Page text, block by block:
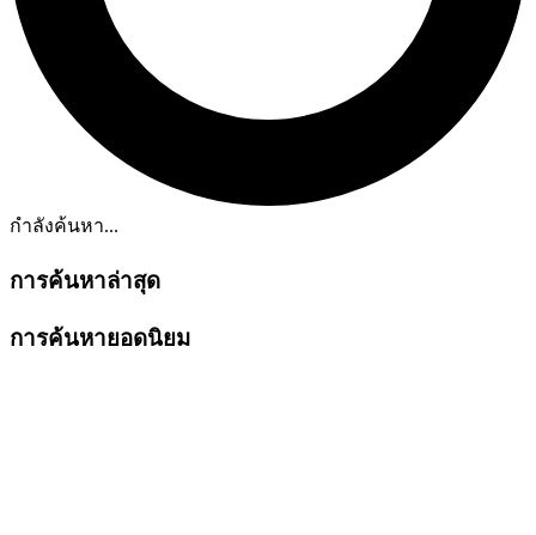
กำลังค้นหา...
การค้นหาล่าสุด
การค้นหายอดนิยม